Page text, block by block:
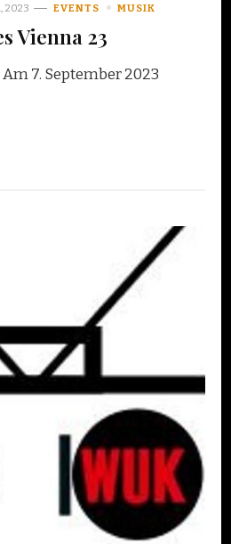
2023 EVENTS MUSIK
Vienna 23
7. September 2023